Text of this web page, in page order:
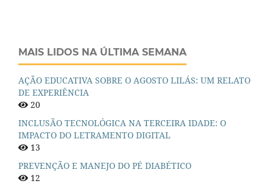
MAIS LIDOS NA ÚLTIMA SEMANA
AÇÃO EDUCATIVA SOBRE O AGOSTO LILÁS: UM RELATO
DE EXPERIÊNCIA
20
INCLUSÃO TECNOLÓGICA NA TERCEIRA IDADE: O
IMPACTO DO LETRAMENTO DIGITAL
13
PREVENÇÃO E MANEJO DO PÉ DIABÉTICO
12